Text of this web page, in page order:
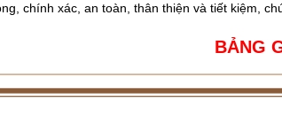
chính xác, an toàn, thân thiện và tiết kiệm,
BẢNG